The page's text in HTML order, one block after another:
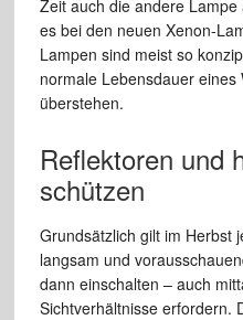
Zeit auch die andere
es bei den neuen Xenon-
Lampen sind meist so
normale Lebensdauer eines
überstehen.
Reflektoren und
schützen
Grundsätzlich gilt im Herbst
langsam und
dann einschalten – auch
Sichtverhältnisse erfordern.